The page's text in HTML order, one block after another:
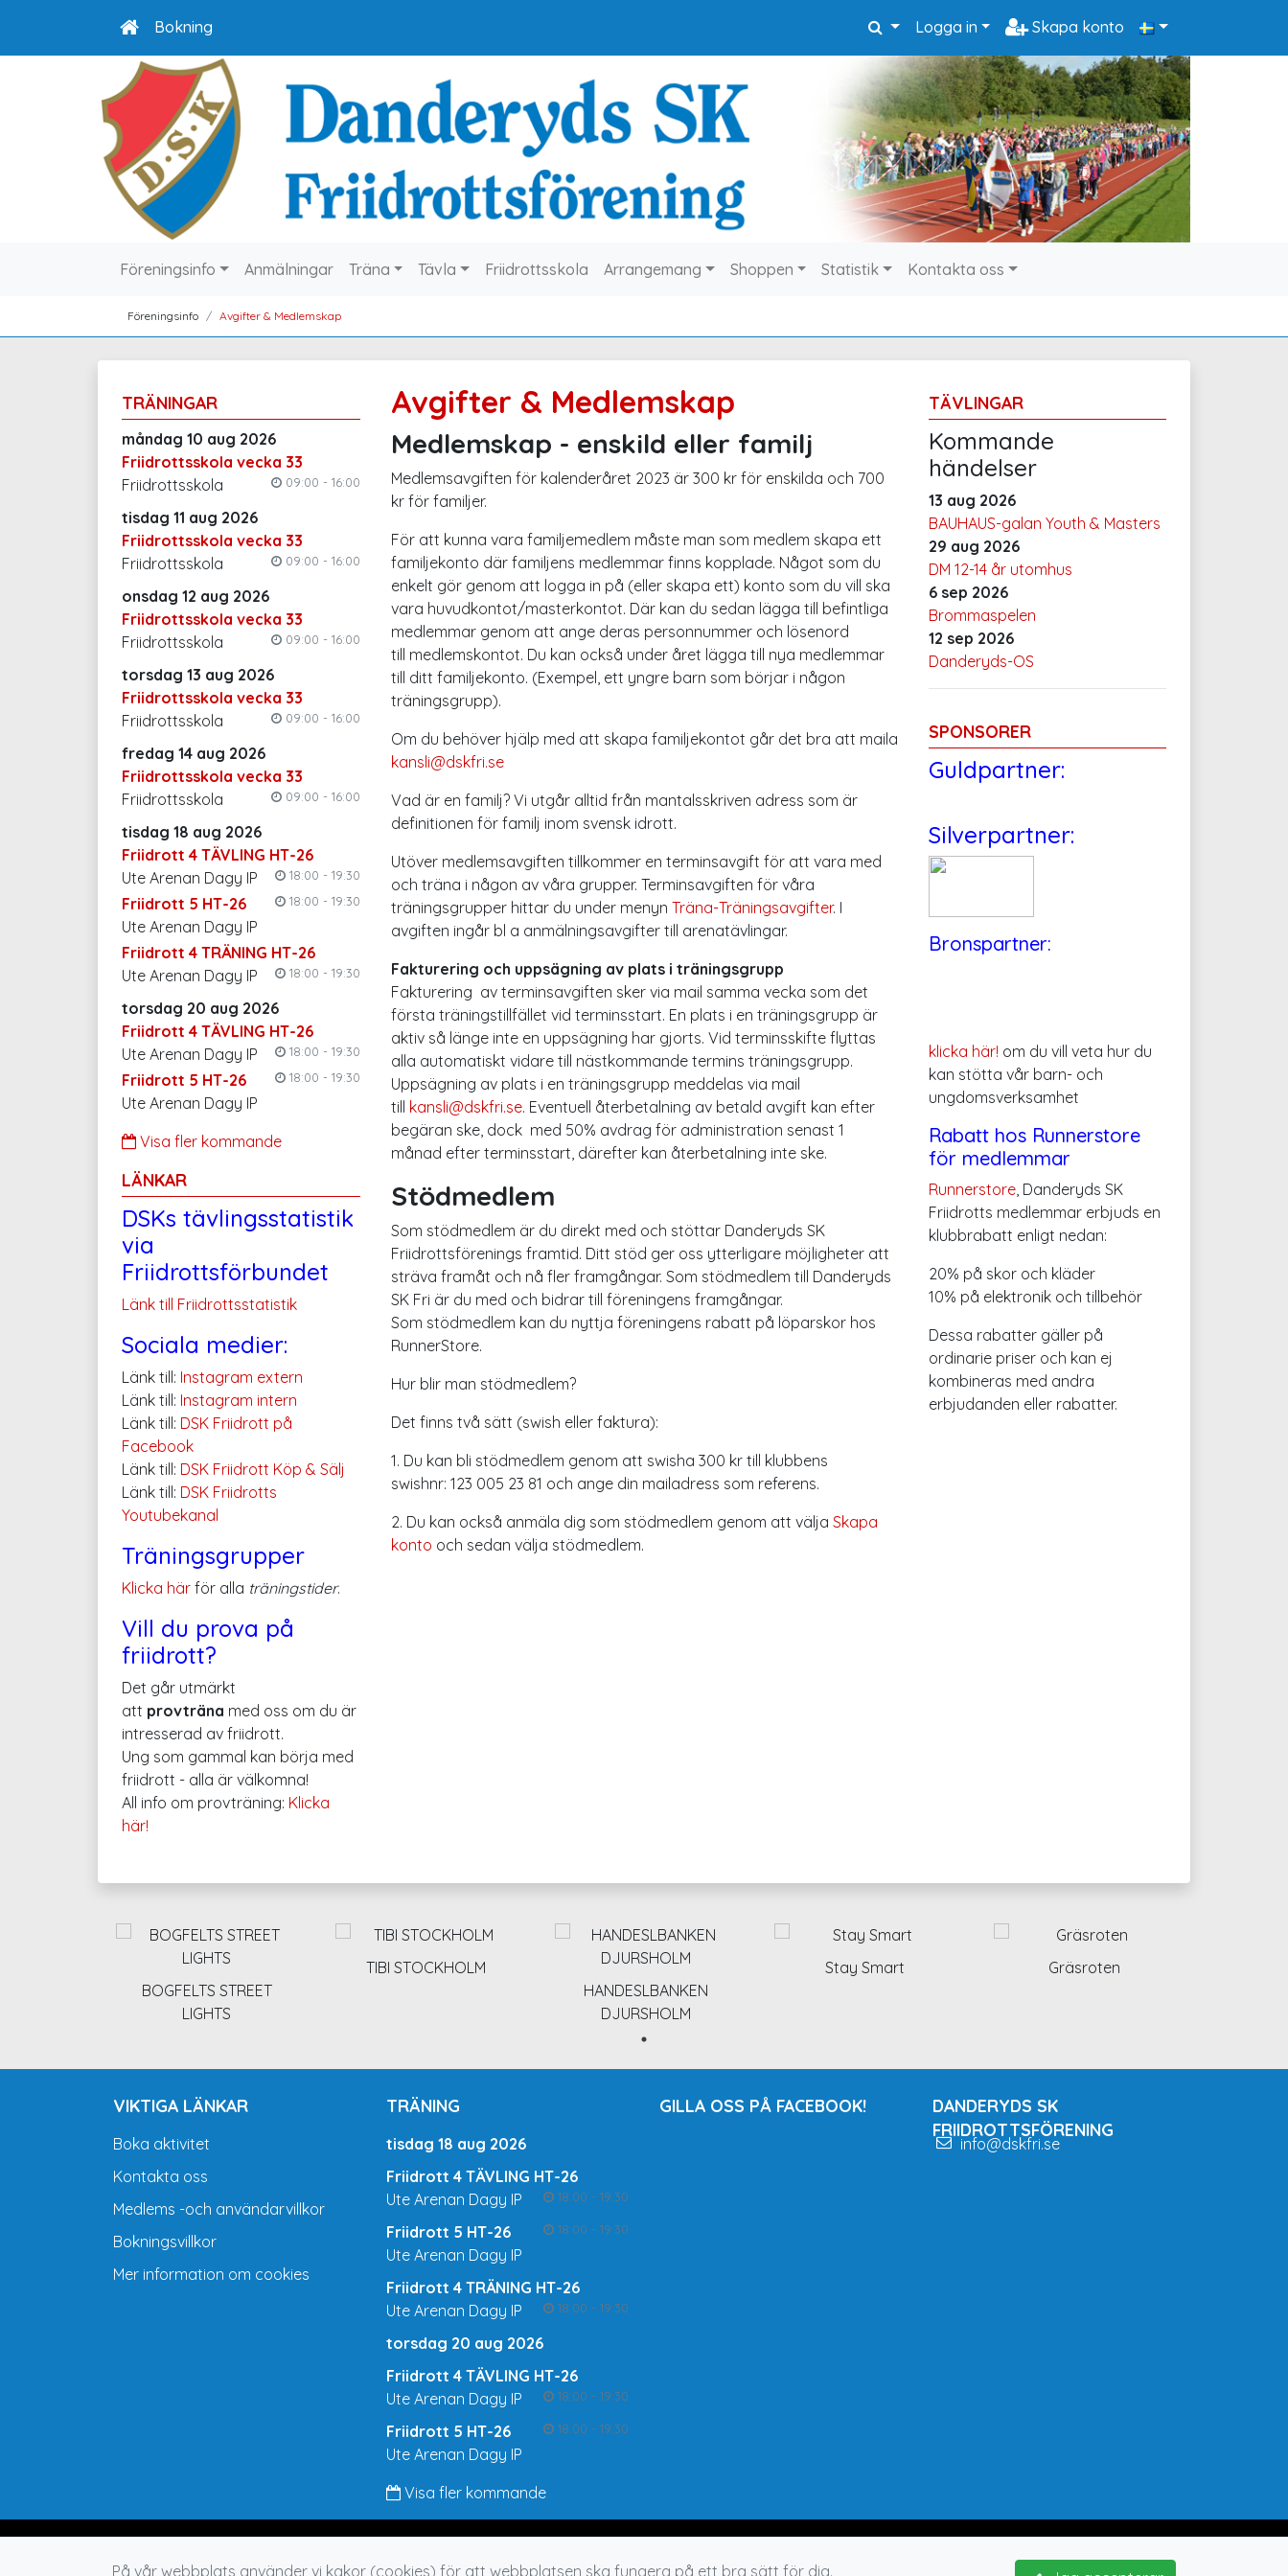
Bokning Logga in Skapa konto
Föreningsinfo Anmälningar Träna Tävla Friidrottsskola Arrangemang Shoppen Statistik Kontakta oss
Föreningsinfo Avgifter & Medlemskap
TRÄNINGAR
måndag 10 aug 2026
Friidrottsskola vecka 33
09:00 - 16:00
Friidrottsskola
tisdag 11 aug 2026
Friidrottsskola vecka 33
09:00 - 16:00
Friidrottsskola
onsdag 12 aug 2026
Friidrottsskola vecka 33
09:00 - 16:00
Friidrottsskola
torsdag 13 aug 2026
Friidrottsskola vecka 33
09:00 - 16:00
Friidrottsskola
fredag 14 aug 2026
Friidrottsskola vecka 33
09:00 - 16:00
Friidrottsskola
tisdag 18 aug 2026
Friidrott 4 TÄVLING HT-26
18:00 - 19:30
Ute Arenan Dagy IP
Friidrott 5 HT-26
18:00 - 19:30
Ute Arenan Dagy IP
Friidrott 4 TRÄNING HT-26
18:00 - 19:30
Ute Arenan Dagy IP
torsdag 20 aug 2026
Friidrott 4 TÄVLING HT-26
18:00 - 19:30
Ute Arenan Dagy IP
Friidrott 5 HT-26
18:00 - 19:30
Ute Arenan Dagy IP
Visa fler kommande
LÄNKAR
DSKs tävlingsstatistik
via
Friidrottsförbundet
Länk till Friidrottsstatistik
Sociala medier:
Länk till: Instagram extern
Länk till: Instagram intern
Länk till: DSK Friidrott på
Facebook
Länk till: DSK Friidrott Köp & Sälj
Länk till: DSK Friidrotts
Youtubekanal
Träningsgrupper
Klicka här för alla träningstider.
Vill du prova på
friidrott?
Det går utmärkt
att provträna med oss om du är
intresserad av friidrott.
Ung som gammal kan börja med
friidrott - alla är välkomna!
All info om provträning: Klicka
här!
Avgifter & Medlemskap
Medlemskap - enskild eller familj
Medlemsavgiften för kalenderåret 2023 är 300 kr för enskilda och 700
kr för familjer.
För att kunna vara familjemedlem måste man som medlem skapa ett
familjekonto där familjens medlemmar finns kopplade. Något som du
enkelt gör genom att logga in på (eller skapa ett) konto som du vill ska
vara huvudkontot/masterkontot. Där kan du sedan lägga till befintliga
medlemmar genom att ange deras personnummer och lösenord
till medlemskontot. Du kan också under året lägga till nya medlemmar
till ditt familjekonto. (Exempel, ett yngre barn som börjar i någon
träningsgrupp).
Om du behöver hjälp med att skapa familjekontot går det bra att maila
kansli@dskfri.se
Vad är en familj? Vi utgår alltid från mantalsskriven adress som är
definitionen för familj inom svensk idrott.
Utöver medlemsavgiften tillkommer en terminsavgift för att vara med
och träna i någon av våra grupper. Terminsavgiften för våra
träningsgrupper hittar du under menyn Träna-Träningsavgifter. I
avgiften ingår bl a anmälningsavgifter till arenatävlingar.
Fakturering och uppsägning av plats i träningsgrupp
Fakturering av terminsavgiften sker via mail samma vecka som det
första träningstillfället vid terminsstart. En plats i en träningsgrupp är
aktiv så länge inte en uppsägning har gjorts. Vid terminsskifte flyttas
alla automatiskt vidare till nästkommande termins träningsgrupp.
Uppsägning av plats i en träningsgrupp meddelas via mail
till kansli@dskfri.se. Eventuell återbetalning av betald avgift kan efter
begäran ske, dock med 50% avdrag för administration senast 1
månad efter terminsstart, därefter kan återbetalning inte ske.
Stödmedlem
Som stödmedlem är du direkt med och stöttar Danderyds SK
Friidrottsförenings framtid. Ditt stöd ger oss ytterligare möjligheter att
sträva framåt och nå fler framgångar. Som stödmedlem till Danderyds
SK Fri är du med och bidrar till föreningens framgångar.
Som stödmedlem kan du nyttja föreningens rabatt på löparskor hos
RunnerStore.
Hur blir man stödmedlem?
Det finns två sätt (swish eller faktura):
1. Du kan bli stödmedlem genom att swisha 300 kr till klubbens
swishnr: 123 005 23 81 och ange din mailadress som referens.
2. Du kan också anmäla dig som stödmedlem genom att välja Skapa
konto och sedan välja stödmedlem.
TÄVLINGAR
Kommande
händelser
13 aug 2026
BAUHAUS-galan Youth & Masters
29 aug 2026
DM 12-14 år utomhus
6 sep 2026
Brommaspelen
12 sep 2026
Danderyds-OS
SPONSORER
Guldpartner:
Silverpartner:
Bronspartner:
klicka här! om du vill veta hur du
kan stötta vår barn- och
ungdomsverksamhet
Rabatt hos Runnerstore
för medlemmar
Runnerstore, Danderyds SK
Friidrotts medlemmar erbjuds en
klubbrabatt enligt nedan:
20% på skor och kläder
10% på elektronik och tillbehör
Dessa rabatter gäller på
ordinarie priser och kan ej
kombineras med andra
erbjudanden eller rabatter.
BOGFELTS STREET
LIGHTS
TIBI STOCKHOLM
HANDESLBANKEN
DJURSHOLM
Stay Smart Gräsroten
VIKTIGA LÄNKAR
Boka aktivitet
Kontakta oss
Medlems -och användarvillkor
Bokningsvillkor
Mer information om cookies
TRÄNING
tisdag 18 aug 2026
Friidrott 4 TÄVLING HT-26
18:00 - 19:30
Ute Arenan Dagy IP
Friidrott 5 HT-26
18:00 - 19:30
Ute Arenan Dagy IP
Friidrott 4 TRÄNING HT-26
18:00 - 19:30
Ute Arenan Dagy IP
torsdag 20 aug 2026
Friidrott 4 TÄVLING HT-26
18:00 - 19:30
Ute Arenan Dagy IP
Friidrott 5 HT-26
18:00 - 19:30
Ute Arenan Dagy IP
Visa fler kommande
GILLA OSS PÅ FACEBOOK!
DANDERYDS SK
FRIIDROTTSFÖRENING
info@dskfri.se
På vår webbplats använder vi kakor (cookies) för att webbplatsen ska fungera på ett bra sätt för dig.